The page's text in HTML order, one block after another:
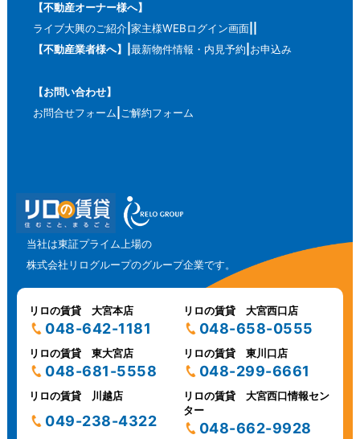
【不動産オーナー様へ】
ライブ大興のご紹介 家主様WEBログイン画面
【不動産業者様へ】
最新物件情報・内見予約 お申込み
【お問い合わせ】
お問合せフォーム ご解約フォーム
当社は東証プライム上場の
株式会社リログループのグループ企業です。
リロの賃貸 大宮本店
048-642-1181
リロの賃貸 大宮西口店
048-658-0555
リロの賃貸 東大宮店
048-681-5558
リロの賃貸 東川口店
048-299-6661
リロの賃貸 川越店
049-238-4322
リロの賃貸 大宮西口情報セン
ター
048-662-9928